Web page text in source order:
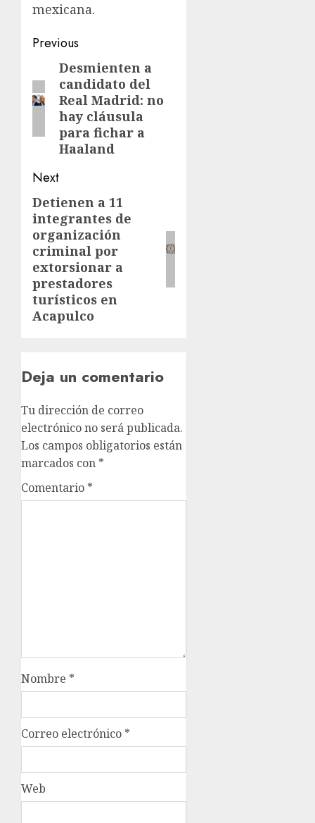
mexicana.
Previous
Desmienten a
candidato del
Real Madrid: no
hay cláusula
para fichar a
Haaland
Next
Detienen a 11
integrantes de
organización
criminal por
extorsionar a
prestadores
turísticos en
Acapulco
Deja un comentario
Tu dirección de correo
electrónico no será publicada.
Los campos obligatorios están
marcados con *
Comentario *
Nombre *
Correo electrónico *
Web